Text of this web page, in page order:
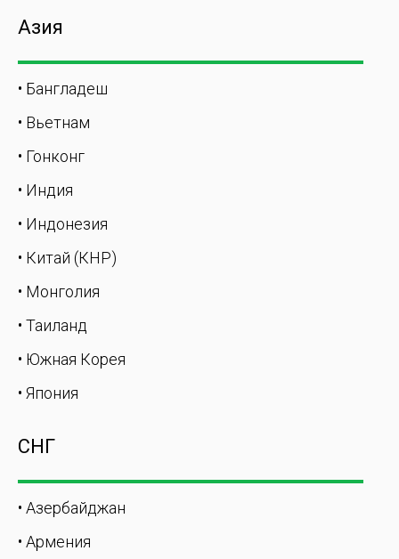
Азия
• Бангладеш
• Вьетнам
• Гонконг
• Индия
• Индонезия
• Китай (КНР)
• Монголия
• Таиланд
• Южная Корея
• Япония
СНГ
• Азербайджан
• Армения